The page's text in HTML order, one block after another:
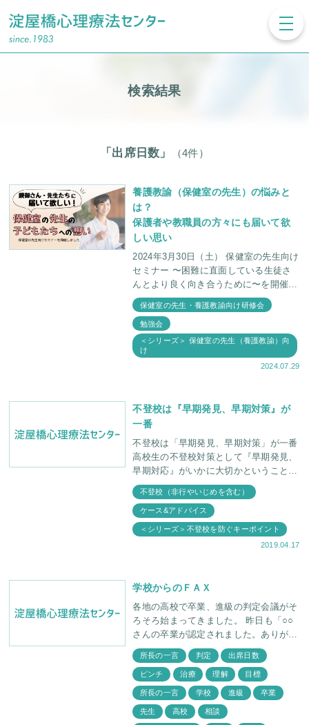
検索結果
「出席日数」 （4件）
養護教諭（保健室の先生）の悩みと
は？
保護者や教職員の方々にも届いて欲
しい思い
2024年3月30日（土） 保健室の先生向け
セミナー 〜困難に直面している生徒さ
んとより良く向き合うために〜を開催し
ました。 たくさんの児童が通う学校で
は、不登校・いじめ・摂
保健室の先生・養護教諭向け研修会
勉強会
＜シリーズ＞ 保健室の先生（養護教諭）向
け
2024.07.29
不登校は『早期発見、早期対策』が
一番
不登校は「早期発見、早期対策」が一番
高校生の不登校対策として『早期発見、
早期対応』がいかに大切かということ
を、親ごさんたちにご理解いただきたく
思います。そこで次のような文をまとめ
てみました。
不登校（非行やいじめを含む）
ケース&アドバイス
＜シリーズ＞不登校を防ぐキーポイント
2019.04.17
学校からのＦＡＸ
各地の高校で卒業、進級の判定会議がそ
ろそろ始まってきました。 昨日も「○○
さんの卒業が認定されました。ありがと
うございました。」と担任の先生からＦ
ＡＸが入ってきました。出席日数ギリギ
リの卒業でした。
所長の一言 判定 出席日数
ピンチ 治療 理解 目標
所長の一言 学校 進級 卒業
先生 高校 相談